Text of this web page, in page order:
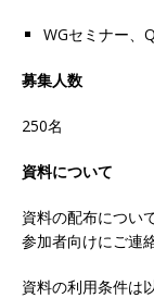
WGセミナー、
募集人数
250名
資料について
資料の配布につい
参加者向けにご連
資料の利用条件は